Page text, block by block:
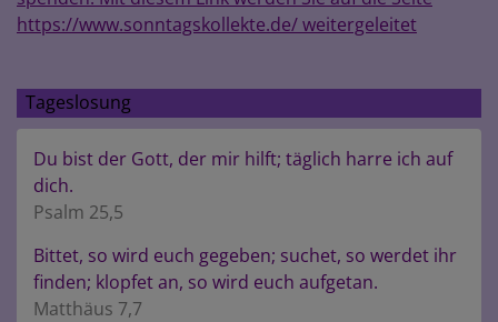
https://www.sonntagskollekte.de/ weitergeleitet
Tageslosung
Du bist der Gott, der mir hilft; täglich harre ich auf
dich.
Psalm 25,5
Bittet, so wird euch gegeben; suchet, so werdet ihr
finden; klopfet an, so wird euch aufgetan.
Matthäus 7,7